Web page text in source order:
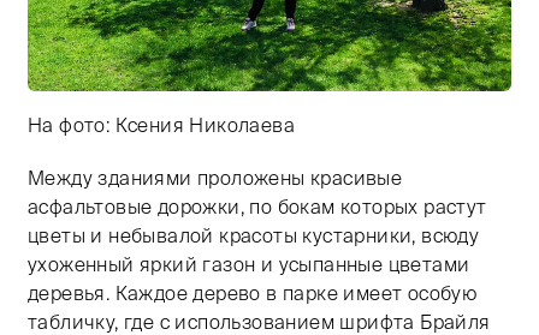
На фото: Ксения Николаева
Тифлокомментарий: зеленая лужайка недалеко от
Между зданиями проложены красивые
асфальтовые дорожки, по бокам которых растут
цветы и небывалой красоты кустарники, всюду
ухоженный яркий газон и усыпанные цветами
деревья. Каждое дерево в парке имеет особую
табличку, где с использованием шрифта Брайля